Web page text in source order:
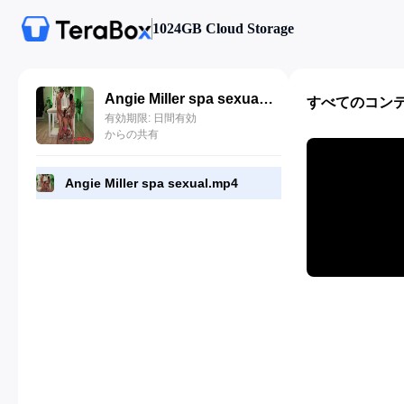
1024GB Cloud Storage
Angie Miller spa sexual.mp4
有効期限: 日間有効
からの共有
Angie Miller spa sexual.mp4
すべてのコン